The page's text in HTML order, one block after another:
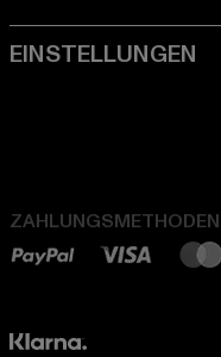
ZAHLUNGSMETHODEN